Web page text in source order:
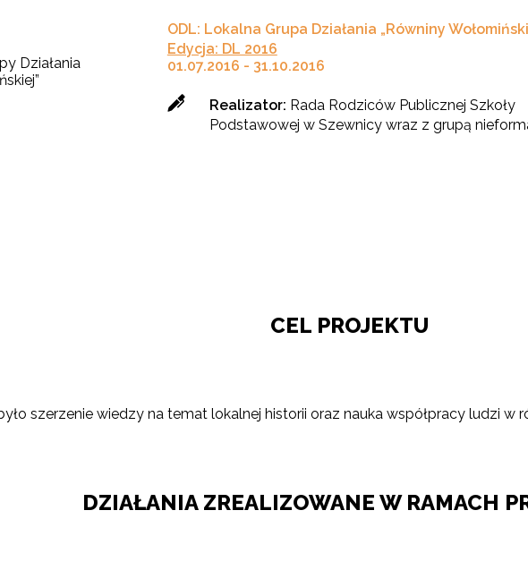
ODL: Lokalna Grupa Działania „Równiny
Edycja: DL 2016
01.07.2016 - 31.10.2016
Realizator: Rada Rodziców Publicznej Szkoły
Podstawowej w Szewnicy wraz z grupą
CEL PROJEKTU
szerzenie wiedzy na temat lokalnej historii oraz nauka współpracy ludzi
DZIAŁANIA ZREALIZOWANE W RAMACH